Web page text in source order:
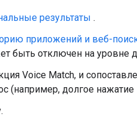
результаты .
приложений и веб-
быть отключен на уровне
Voice Match, и
(например, долгое